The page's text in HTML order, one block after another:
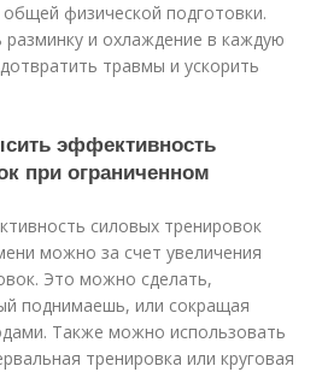
физической подготовки.
и охлаждение в каждую
травмы и ускорить
эффективность
при ограниченном
силовых тренировок
можно за счет увеличения
Это можно сделать,
поднимаешь, или сокращая
Также можно использовать
тренировка или круговая